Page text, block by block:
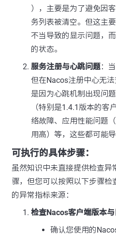
），主要是为了避免因
务列表被清空。但这主
不当导致的显示问题，
的状态。
服务注册与心跳问题：
但在Nacos注册中心无
是因为心跳机制出现问
（特别是1.4.1版本的客
络故障、应用性能问题
用高）等，这些都可能导
可执行的具体步骤：
虽然知识中未直接提供检查异
骤，但您可以按照以下步骤检
的异常指标来源：
检查Nacos客户端版本
确认您使用的